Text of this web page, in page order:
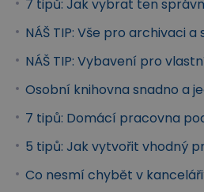
7 tipů: Jak vybrat ten
NÁŠ TIP: Vše pro archivaci
NÁŠ TIP: Vybavení pro
Osobní knihovna snadno a
7 tipů: Domácí pracovna
5 tipů: Jak vytvořit vhodný
Co nesmí chybět v